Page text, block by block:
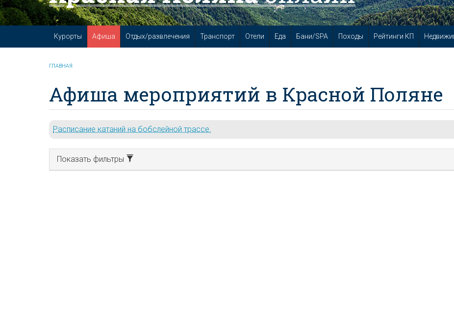
Курорты Афиша Отдых/развлечения Транспорт Отели Еда Бани/SPA Походы Рейтинги КП
ГЛАВНАЯ
Афиша мероприятий в Красной Поляне
Расписание катаний на бобслейной трассе.
Показать фильтры